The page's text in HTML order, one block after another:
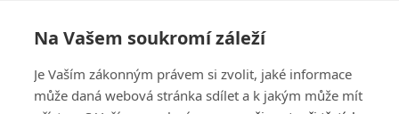
Na Vašem soukromí záleží
Je Vaším zákonným právem si zvolit, jaké informace
může daná webová stránka sdílet a k jakým může mít